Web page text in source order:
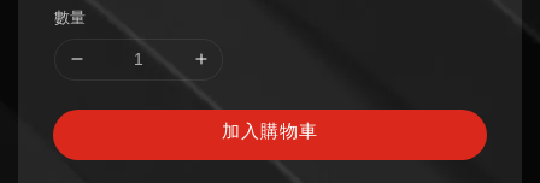
數量
加入購物車